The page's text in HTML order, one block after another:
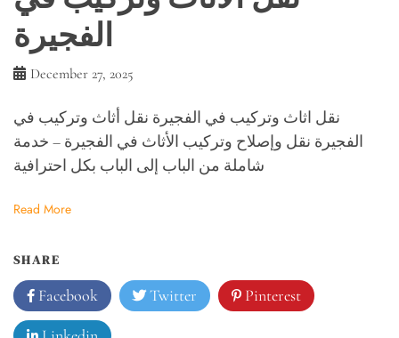
الفجيرة
December 27, 2025
نقل اثاث وتركيب في الفجيرة نقل أثاث وتركيب في
الفجيرة نقل وإصلاح وتركيب الأثاث في الفجيرة – خدمة
شاملة من الباب إلى الباب بكل احترافية
Read More
SHARE
Facebook Twitter Pinterest